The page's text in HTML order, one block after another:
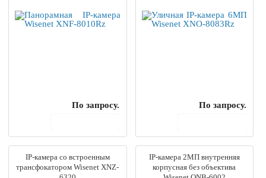
По запросу.
По запросу.
IP-камера со встроенным
трансфокатором Wisenet XNZ-
IP-камера 2МП внутренняя
корпусная без объектива